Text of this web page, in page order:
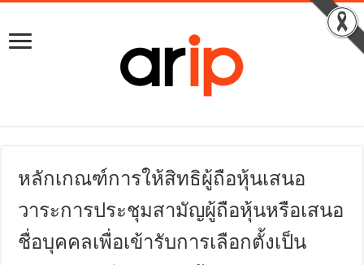
หลักเกณฑ์การให้สิทธิผู้ถือหุ้นเสนอ
วาระการประชุมสามัญผู้ถือหุ้นหรือเสนอ
ชื่อบุคคลเพื่อเข้ารับการเลือกตั้งเป็น